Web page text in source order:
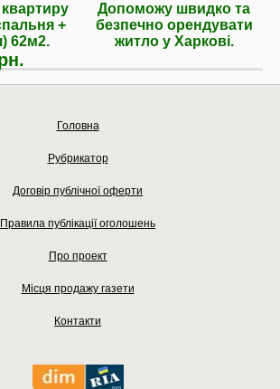
+
62м2.
Допоможу швидко та
безпечно орендувати
житло у Харкові.
Головна
Рубрикатор
Договір публічної оферти
Правила публікації оголошень
Про проект
Місця продажу газети
Контакти